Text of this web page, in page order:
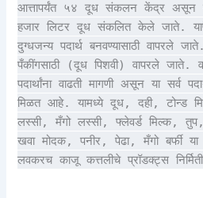
आत्तापर्यंत ५४ दूध संकलन केंद्र असून
हजार लिटर दूध संकलित केले जाते.
दुग्धजन्य पदार्थ बनवण्यासाठी वापरले
पँकींगसाठी (दूध पिशवी) वापरले जाते.
पदार्थांना वाढती मागणी असून या सर्व
मिळत आहे. यामध्ये दूध, दही, टोन्ड
लस्सी, मँगो लस्सी, फ्लेवर्ड मिल्क,
खवा मोदक, पनीर, पेढा, मँगो बर्फी
लवकरच काजू कत्तलीचे प्रॉडक्ट्स